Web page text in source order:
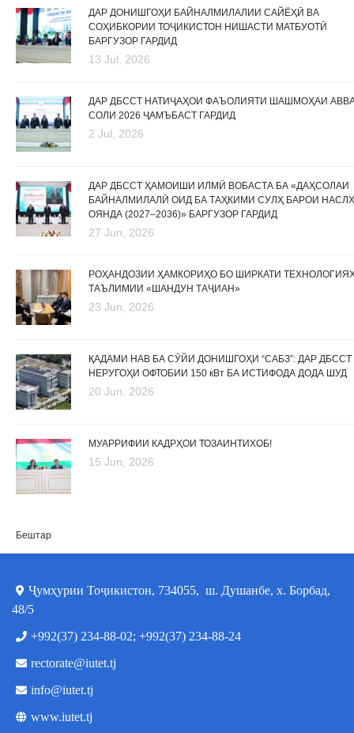
ДАР ДОНИШГОҲИ БАЙНАЛМИЛАЛИИ САЙЁҲӢ ВА
СОҲИБКОРИИ ТОҶИКИСТОН НИШАСТИ МАТБУОТӢ
БАРГУЗОР ГАРДИД
13 Jul, 2026
ДАР ДБССТ НАТИҶАҲОИ ФАЪОЛИЯТИ ШАШМОҲАИ
СОЛИ 2026 ҶАМЪБАСТ ГАРДИД
2 Jul, 2026
ДАР ДБССТ ҲАМОИШИ ИЛМӢ ВОБАСТА БА «ДАҲСОЛАИ
БАЙНАЛМИЛАЛӢ ОИД БА ТАҲКИМИ СУЛҲ БАРОИ
ОЯНДА (2027–2036)» БАРГУЗОР ГАРДИД
27 Jun, 2026
РОҲАНДОЗИИ ҲАМКОРИҲО БО ШИРКАТИ
ТАЪЛИМИИ «ШАНДУН ТАҶИАН»
23 Jun, 2026
ҚАДАМИ НАВ БА СӮЙИ ДОНИШГОҲИ “САБЗ”: ДАР ДБССТ
НЕРУГОҲИ ОФТОБИИ 150 кВт БА ИСТИФОДА ДОДА ШУД
20 Jun, 2026
МУАРРИФИИ КАДРҲОИ ТОЗАИНТИХОБ!
15 Jun, 2026
Бештар
Ҷумҳурии Тоҷикистон, 734055, ш. Душанбе, х. Борбад,
48/5
+992(37) 234-88-02; +992(37) 234-88-24
rectorate@iutet.tj
info@iutet.tj
www.iutet.tj